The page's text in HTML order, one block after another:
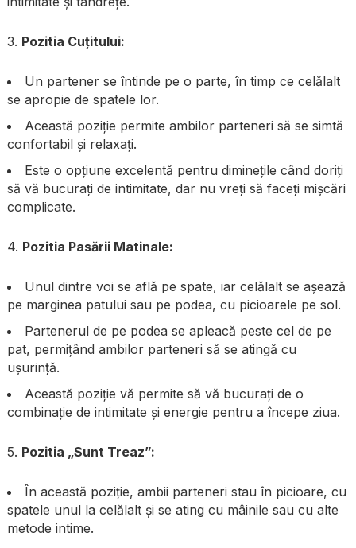
3. Pozitia Cuțitului:
Un partener se întinde pe o parte, în timp ce celălalt
se apropie de spatele lor.
Această poziție permite ambilor parteneri să se simtă
confortabil și relaxați.
Este o opțiune excelentă pentru diminețile când doriți
să vă bucurați de intimitate, dar nu vreți să faceți mișcări
complicate.
4. Pozitia Pasării Matinale:
Unul dintre voi se află pe spate, iar celălalt se așează
pe marginea patului sau pe podea, cu picioarele pe sol.
Partenerul de pe podea se apleacă peste cel de pe
pat, permițând ambilor parteneri să se atingă cu
ușurință.
Această poziție vă permite să vă bucurați de o
combinație de intimitate și energie pentru a începe ziua.
5. Pozitia „Sunt Treaz”:
În această poziție, ambii parteneri stau în picioare, cu
spatele unul la celălalt și se ating cu mâinile sau cu alte
metode intime.